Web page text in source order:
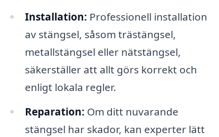
Installation: Professionell installation
av stängsel, såsom trästängsel,
metallstängsel eller nätstängsel,
säkerställer att allt görs korrekt och
enligt lokala regler.
Reparation: Om ditt nuvarande
stängsel har skador, kan experter lätt